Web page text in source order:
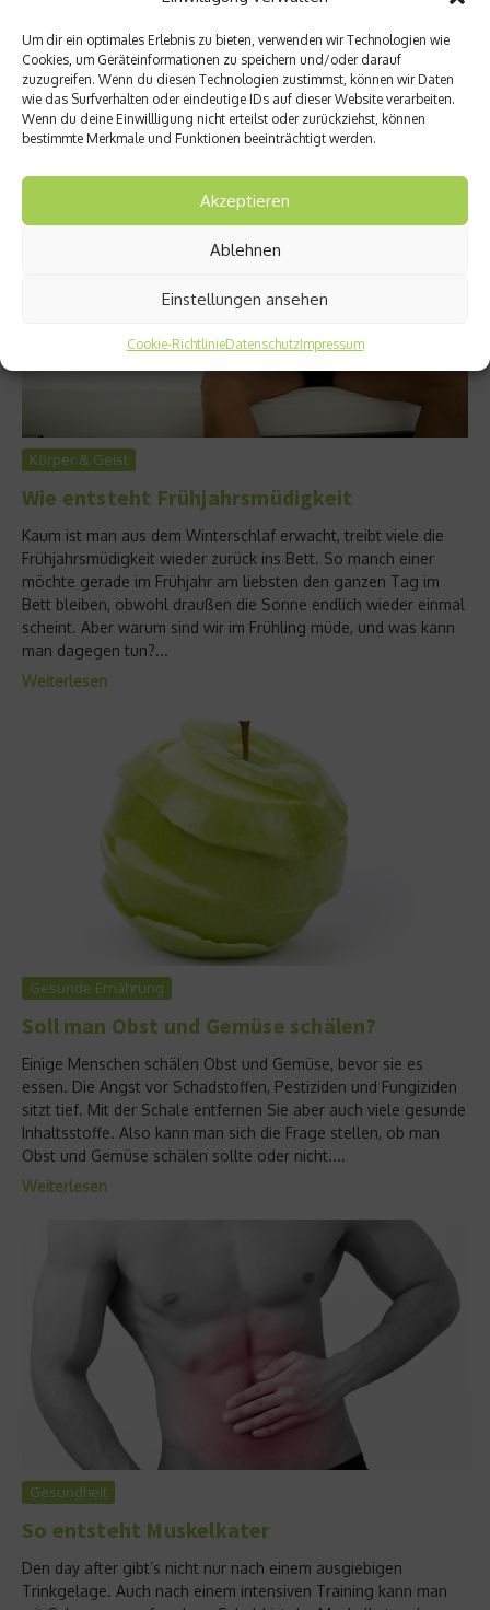
Um dir ein optimales Erlebnis zu bieten, verwenden wir Technologien wie
Cookies, um Geräteinformationen zu speichern und/oder darauf
zuzugreifen. Wenn du diesen Technologien zustimmst, können wir Daten
wie das Surfverhalten oder eindeutige IDs auf dieser Website verarbeiten.
Wenn du deine Einwillligung nicht erteilst oder zurückziehst, können
bestimmte Merkmale und Funktionen beeinträchtigt werden.
Akzeptieren
Ablehnen
Einstellungen ansehen
Cookie-RichtlinieDatenschutzImpressum
Salz gilt schon lange als Verursacher von Bluthochdruck und
Herzinfarkten. So wird Menschen mit Bluthochdruck schon
lange empfohlen, weniger Salz zu sich zu nehmen. Aber gilt
die Empfehlung nur für Hypertoniker oder ist Salz
grundsätzlich schlecht für den Blutdruck und fürs Herz?...
Körper & Geist
Wie entsteht Frühjahrsmüdigkeit
Kaum ist man aus dem Winterschlaf erwacht, treibt viele die
Frühjahrsmüdigkeit wieder zurück ins Bett. So manch einer
möchte gerade im Frühjahr am liebsten den ganzen Tag im
Bett bleiben, obwohl draußen die Sonne endlich wieder einmal
scheint. Aber warum sind wir im Frühling müde, und was kann
man dagegen tun?...
Weiterlesen
Gesunde Ernährung
Soll man Obst und Gemüse schälen?
Einige Menschen schälen Obst und Gemüse, bevor sie es
essen. Die Angst vor Schadstoffen, Pestiziden und Fungiziden
sitzt tief. Mit der Schale entfernen Sie aber auch viele gesunde
Inhaltsstoffe. Also kann man sich die Frage stellen, ob man
Obst und Gemüse schälen sollte oder nicht....
Weiterlesen
Gesundheit
So entsteht Muskelkater
Den day after gibt’s nicht nur nach einem ausgiebigen
Trinkgelage. Auch nach einem intensiven Training kann man